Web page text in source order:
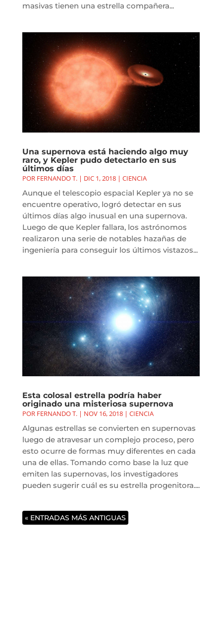
masivas tienen una estrella compañera...
Una supernova está haciendo algo muy
raro, y Kepler pudo detectarlo en sus
últimos días
POR FERNANDO T.| DIC 1, 2018| CIENCIA
Aunque el telescopio espacial Kepler ya no se
encuentre operativo, logró detectar en sus
últimos días algo inusual en una supernova.
Luego de que Kepler fallara, los astrónomos
realizaron una serie de notables hazañas de
ingeniería para conseguir los últimos vistazos...
Esta colosal estrella podría haber
originado una misteriosa supernova
POR FERNANDO T.| NOV 16, 2018| CIENCIA
Algunas estrellas se convierten en supernovas
luego de atravesar un complejo proceso, pero
esto ocurre de formas muy diferentes en cada
una de ellas. Tomando como base la luz que
emiten las supernovas, los investigadores
pueden sugerir cuál es su estrella progenitora....
« ENTRADAS MÁS ANTIGUAS